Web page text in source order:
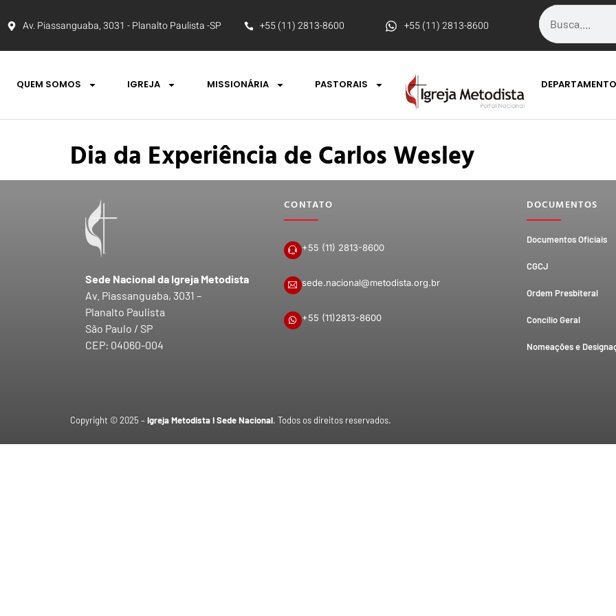
Av. Piassanguaba, 3031 - Planalto Paulista -SP +55 (11) 2813-8600 +55 (11) 2813-8600
QUEM SOMOS IGREJA MISSIONÁRIA PASTORAIS
Dia da Experiência de Carlos Wesley
Sede Nacional da Igreja Metodista
Av. Piassanguaba, 3031 –
Planalto Paulista
São Paulo / SP
CEP: 04060-004
CONTATO
+55 (11) 2813-8600
sede.nacional@metodista.org.br
+55 (11)2813-8600
DOCUMENTOS
Documentos Oficiais
CGCJ
Ordem Presbiteral
Concílio Geral
Nomeações e
Copyright © 2025 –Igreja Metodista I Sede Nacional. Todos os direitos reservados.